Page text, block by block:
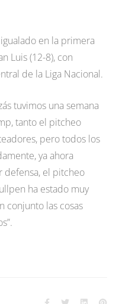
en la primera
Luis (12-8), con
de la Liga Nacional.
tuvimos una semana
tanto el pitcheo
pero todos los
ya ahora
defensa, el pitcheo
ha estado muy
conjunto las cosas